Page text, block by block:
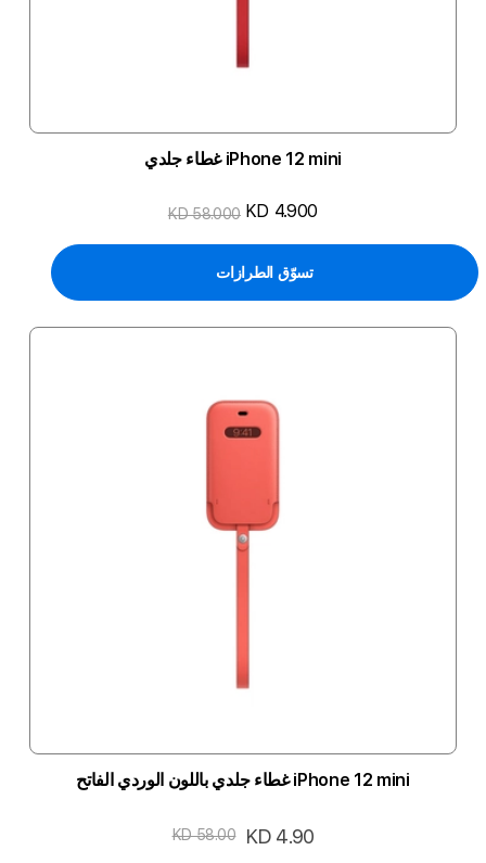
iPhone 12 mini غطاء جلدي
KD 4.900
KD 58.000
تسوّق الطرازات
iPhone 12 mini غطاء جلدي باللون الوردي الفاتح
السعر
KD 4.90
KD 58.00